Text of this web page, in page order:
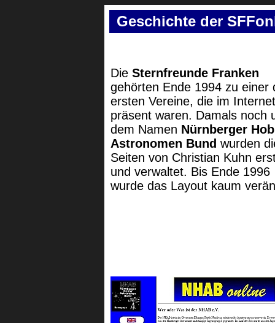
Geschichte der
Die Sternfreunde Franken
gehörten Ende 1994 zu einer
ersten Vereine, die im Internet
präsent waren. Damals noch
dem Namen Nürnberger
Astronomen Bund wurden
Seiten von Christian Kuhn
und verwaltet. Bis Ende 1996
wurde das Layout kaum